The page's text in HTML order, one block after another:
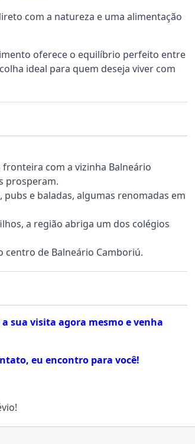
com a natureza e uma alimentação
oferece o equilíbrio perfeito entre
ideal para quem deseja viver com
fronteira com a vizinha Balneário
prosperam.
e baladas, algumas renomadas em
a região abriga um dos colégios
centro de Balneário Camboriú.
sua visita agora mesmo e venha
eu encontro para você!